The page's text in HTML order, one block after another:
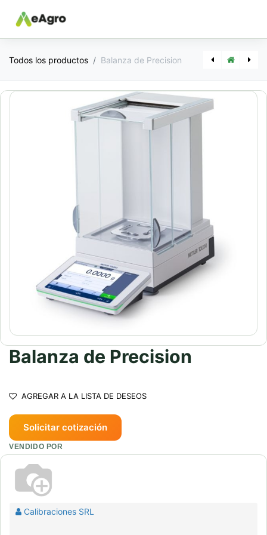
Todos los productos Balanza de Precision
Balanza de Precision
AGREGAR A LA LISTA DE DESEOS
Solicitar cotización
VENDIDO POR
Calibraciones SRL